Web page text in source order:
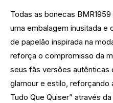
Todas as bonecas
uma embalagem inusitada e
de papelão inspirada na
reforça o compromisso da
seus fãs versões autênticas
glamour e estilo, reforçando
Tudo Que Quiser” através